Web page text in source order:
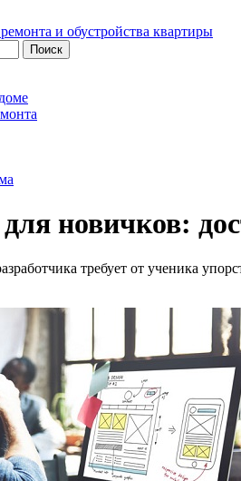
и обустройства квартиры
новичков:
требует от ученика